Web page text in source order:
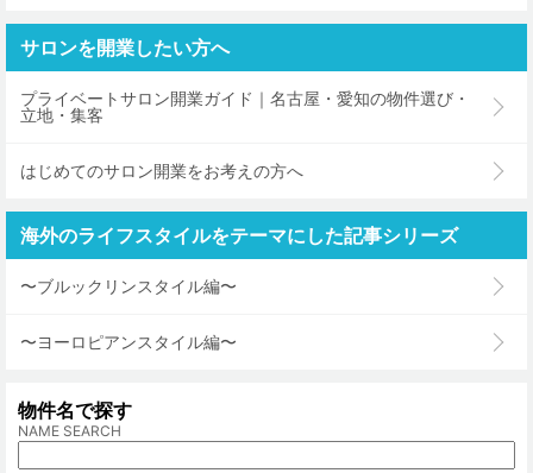
サロンを開業したい方へ
プライベートサロン開業ガイド｜名古屋・愛知の物件選び・
立地・集客
はじめてのサロン開業をお考えの方へ
海外のライフスタイルをテーマにした記事シリーズ
〜ブルックリンスタイル編〜
〜ヨーロピアンスタイル編〜
物件名で探す
NAME SEARCH